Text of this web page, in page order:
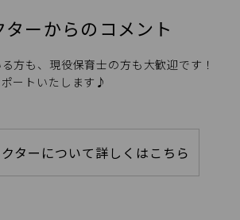
ーからのコメント
方も、現役保育士の方も大歓迎です！
ートいたします♪
ターについて詳しくはこちら